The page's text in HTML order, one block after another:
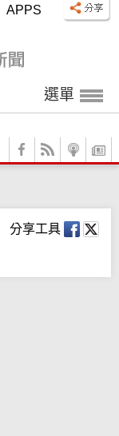
APPS
選單
分享工具